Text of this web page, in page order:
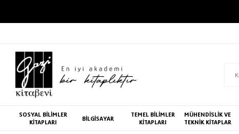
SOSYAL BİLİMLER
KİTAPLARI
BİLGİSAYAR
TEMEL BİLİMLER
KİTAPLARI
MÜHENDİSLİK VE
TEKNİK KİTAPLAR